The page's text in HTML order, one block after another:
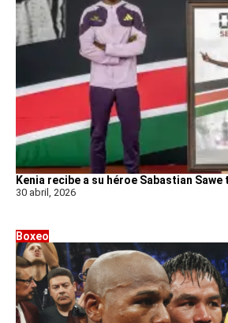
Kenia recibe a su héroe Sabastian
30 abril, 2026
Boxeo